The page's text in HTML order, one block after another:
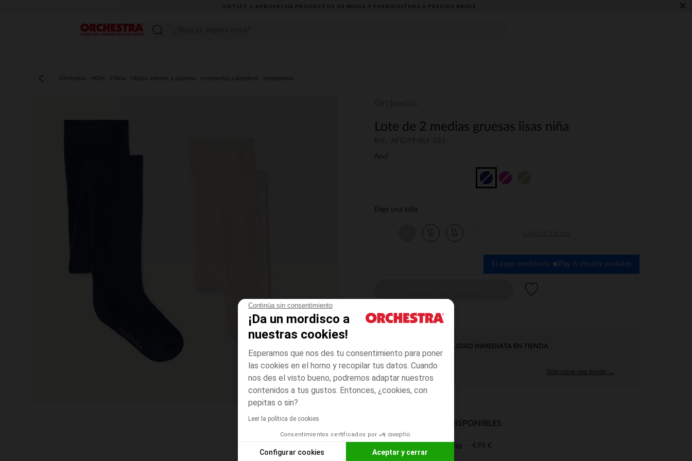
Continúa sin consentimiento
¡Da un mordisco a
nuestras cookies!
Esperamos que nos des tu consentimiento para poner
las cookies en el horno y recopilar tus datos. Cuando
nos des el visto bueno, podremos adaptar nuestros
contenidos a tus gustos. Entonces, ¿cookies, con
pepitas o sin?
Leer la política de cookies
Consentimientos certificados por
Configurar cookies Aceptar y cerrar
OUTLET // APROVECHA PRODUCTOS DE MODA Y PUERICULTURA A PRECIOS BAJOS ×
Menú
Orchestra Kids Niña Ropa interior y pijamas Leotardos,calcetines Leotardos
Lote de 2 medias gruesas lisas niña
Azul
Elige una talla
27-
30
31-
34
El pago medidante is already available
DISPONIBILIDAD INMEDIATA EN TIENDA
Seleccione una tienda →
MODOS DE ENVÍO DISPONIBLES
Entrega a domicilio 4,95 €
De 5 a 8 días